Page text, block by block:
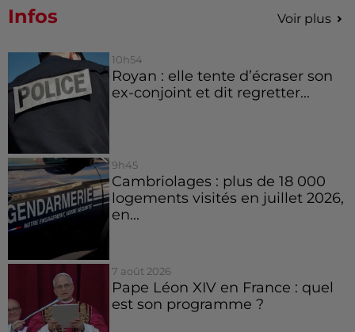
Infos Voir plus
10h54
Royan : elle tente d’écraser son
ex-conjoint et dit regretter...
9h45
Cambriolages : plus de 18 000
logements visités en juillet 2026,
en...
7 août 2026
Pape Léon XIV en France : quel
est son programme ?